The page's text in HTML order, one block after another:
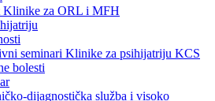
Klinike za ORL i MFH
seminari Klinike za psihijatriju KCS
bolesti
dijagnostička služba i visoko